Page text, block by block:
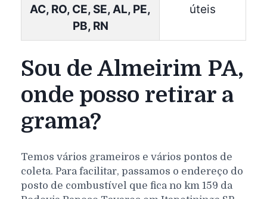
AC, RO, CE, SE, AL, PE,
PB, RN
úteis
Sou de Almeirim PA,
onde posso retirar a
grama?
Temos vários grameiros e vários pontos de
coleta. Para facilitar, passamos o endereço do
posto de combustível que fica no km 159 da